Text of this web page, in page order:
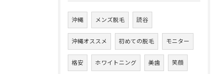
沖縄 メンズ脱毛 読谷
沖縄オススメ 初めての脱毛 モニター
格安 ホワイトニング 美歯 笑顔